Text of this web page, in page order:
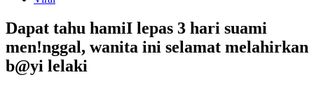
Dapat tahu hamiI lepas 3 hari suami
men!nggal, wanita ini selamat melahirkan
b@yi lelaki